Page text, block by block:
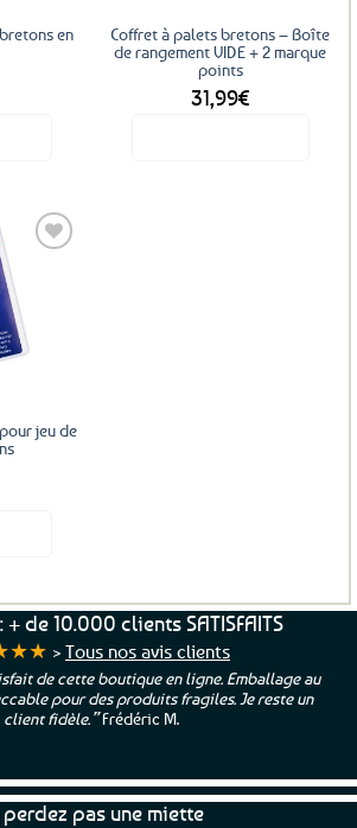
en
Coffret à palets bretons – Boîte
de rangement VIDE + 2 marque
points
31,99€
favoris
jeu de
de 10.000 clients SATISFAITS
> Tous nos avis clients
de cette boutique en ligne. Emballage au
pour des produits fragiles. Je reste un
client fidèle.”Frédéric M.
perdez pas une miette